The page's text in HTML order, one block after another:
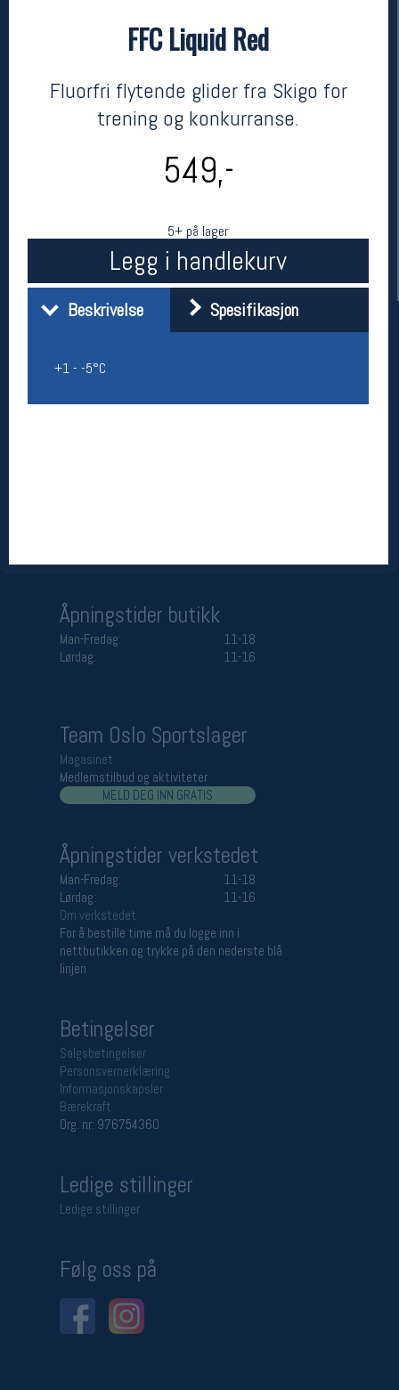
FFC Liquid Red
Fluorfri flytende glider fra Skigo for
trening og konkurranse.
549,-
5+ på lager
Legg i handlekurv
Beskrivelse Spesifikasjon
+1 - -5°C
SKIGO
FFC Liquid Red
kr 549
Her finner du oss
Åpningstider butikk
Man-Fredag:
11-18
Lørdag:
11-16
Team Oslo Sportslager
Magasinet
Medlemstilbud og aktiviteter
MELD DEG INN GRATIS
Åpningstider verkstedet
Man-Fredag:
11-18
Lørdag:
11-16
Om verkstedet
For å bestille time må du logge inn i
nettbutikken og trykke på den nederste blå
linjen
Betingelser
Salgsbetingelser
Personsvernerklæring
Informasjonskapsler
Bærekraft
Org. nr: 976754360
Ledige stillinger
Ledige stillinger
Følg oss på